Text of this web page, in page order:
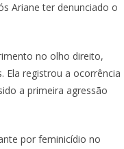
Ariane ter denunciado o
no olho direito,
Ela registrou a ocorrência
a primeira agressão
por feminicídio no